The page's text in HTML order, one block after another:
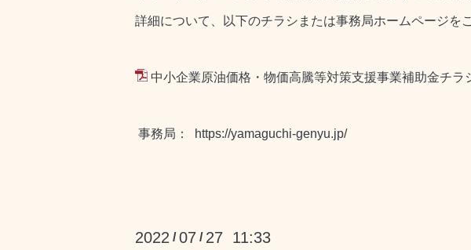
詳細について、以下のチラシまたは事務局ホームページを
中小企業原油価格・物価高騰等対策支援事業補助金チラ
事務局： https://yamaguchi-genyu.jp/
2022 /07 / 27 11:33